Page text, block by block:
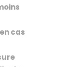
cas